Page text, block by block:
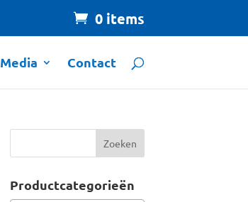
0 items
Media Contact
Productcategorieën